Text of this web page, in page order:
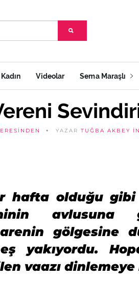
Videolar Sema Maraşlı
YAZAR TUĞBA AKBEY
hafta olduğu gibi
avlusuna
gölgesine
yakıyordu.
vaazı dinlemeye